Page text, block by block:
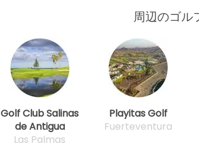
周辺のゴル
Golf Club Salinas
de Antigua
Las Palmas
Playitas Golf
Fuerteventura